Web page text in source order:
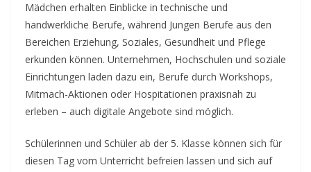
Mädchen erhalten Einblicke in technische und
handwerkliche Berufe, während Jungen Berufe aus den
Bereichen Erziehung, Soziales, Gesundheit und Pflege
erkunden können. Unternehmen, Hochschulen und soziale
Einrichtungen laden dazu ein, Berufe durch Workshops,
Mitmach-Aktionen oder Hospitationen praxisnah zu
erleben – auch digitale Angebote sind möglich.
Schülerinnen und Schüler ab der 5. Klasse können sich für
diesen Tag vom Unterricht befreien lassen und sich auf